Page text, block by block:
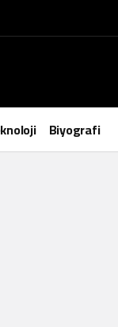
Biyografi